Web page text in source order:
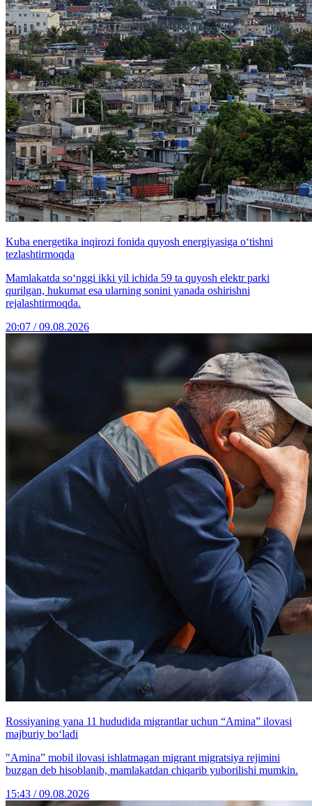
Kuba energetika inqirozi fonida quyosh energiyasiga o‘tishni
tezlashtirmoqda
Mamlakatda so‘nggi ikki yil ichida 59 ta quyosh elektr parki
qurilgan, hukumat esa ularning sonini yanada oshirishni
rejalashtirmoqda.
20:07 / 09.08.2026
Rossiyaning yana 11 hududida migrantlar uchun “Amina” ilovasi
majburiy bo‘ladi
"Amina” mobil ilovasi ishlatmagan migrant migratsiya rejimini
buzgan deb hisoblanib, mamlakatdan chiqarib yuborilishi mumkin.
15:43 / 09.08.2026